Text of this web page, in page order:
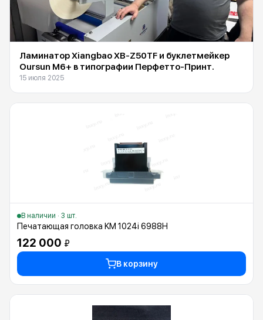
Ламинатор Xiangbao XB-Z50TF и буклетмейкер
Oursun M6+ в типографии Перфетто-Принт.
15 июля 2025
В наличии · 3 шт.
Печатающая головка KM 1024i 6988H
122 000 ₽
В корзину